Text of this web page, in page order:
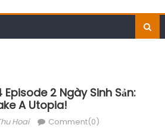
2 Ngày Sinh Sản:
A Utopia!
Hoai Comment(0)